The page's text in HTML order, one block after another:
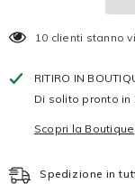
10 clienti stanno
RITIRO IN
Di solito pronto in
Scopri la Boutique
Spedizione in